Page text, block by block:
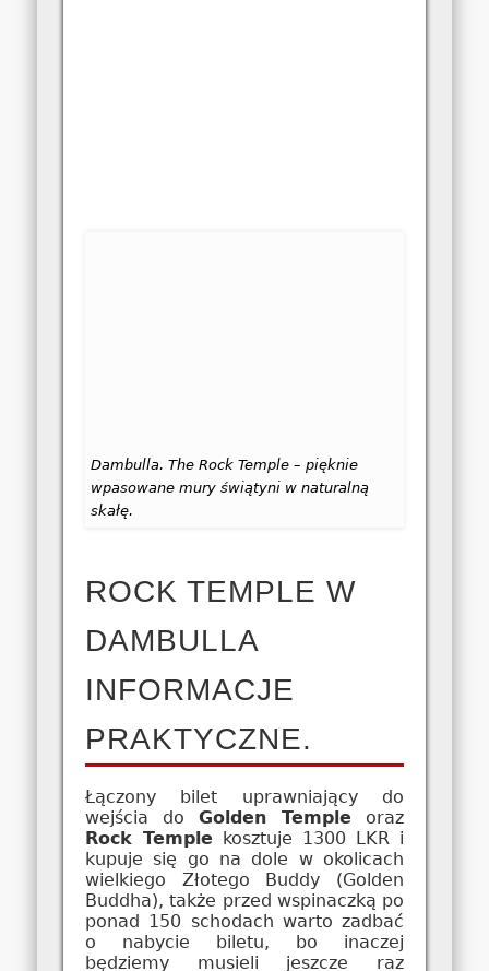
Dambulla. The Rock Temple – pięknie
wpasowane mury świątyni w naturalną
skałę.
ROCK TEMPLE W
DAMBULLA
INFORMACJE
PRAKTYCZNE.
Łączony bilet uprawniający do
wejścia do Golden Temple oraz
Rock Temple kosztuje 1300 LKR i
kupuje się go na dole w okolicach
wielkiego Złotego Buddy (Golden
Buddha), także przed wspinaczką po
ponad 150 schodach warto zadbać
o nabycie biletu, bo inaczej
będziemy musieli jeszcze raz